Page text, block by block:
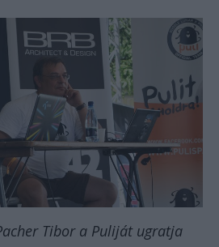
Tibor a Puliját ugratja